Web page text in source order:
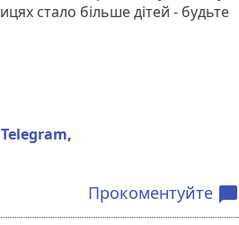
стало більше дітей - будьте
Telegram,
Прокоментуйте chat_bubble